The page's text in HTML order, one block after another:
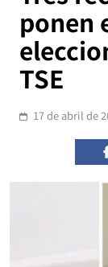
ponen
TSE
17 de abril de